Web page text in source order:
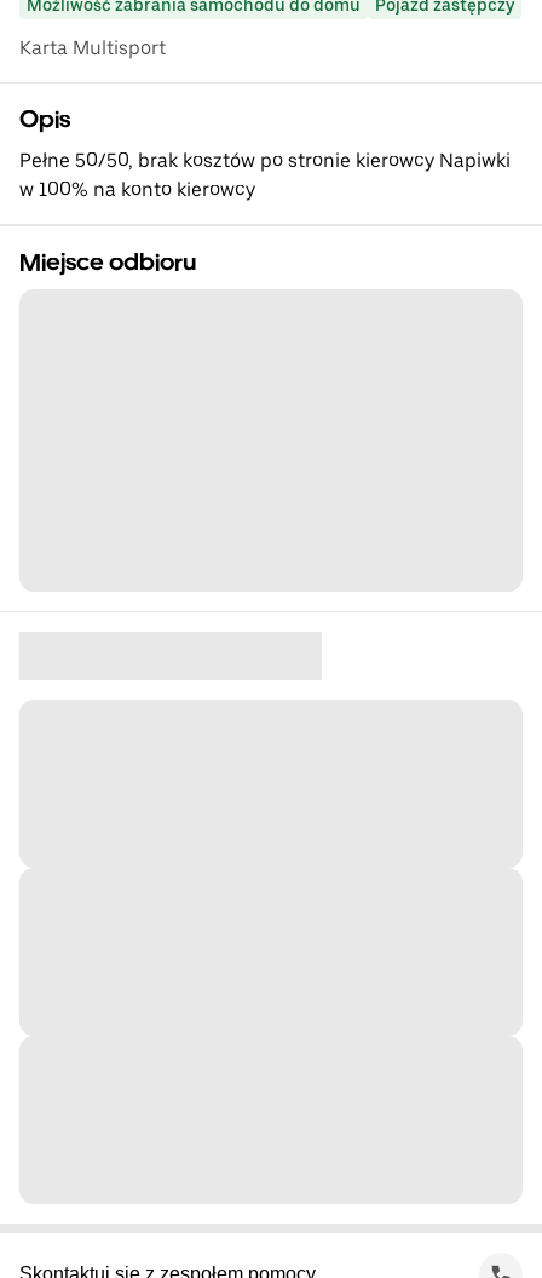
Możliwość zabrania samochodu do domu
Pojazd zastępczy
Karta Multisport
Opis
Pełne 50/50, brak kosztów po stronie kierowcy Napiwki
w 100% na konto kierowcy
Miejsce odbioru